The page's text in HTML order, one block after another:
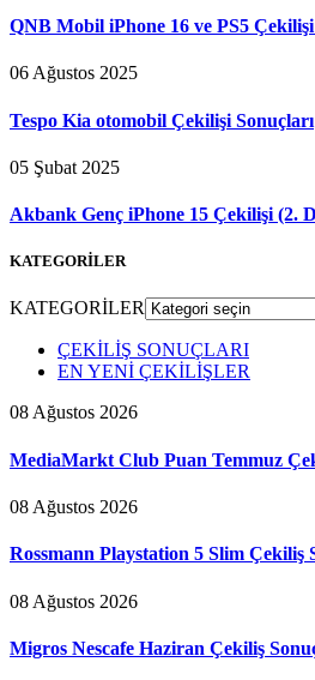
QNB Mobil iPhone 16 ve PS5
06 Ağustos 2025
Tespo Kia otomobil Çekilişi Sonuçları
05 Şubat 2025
Akbank Genç iPhone 15 Çekilişi (2.
KATEGORİLER
KATEGORİLER
ÇEKİLİŞ SONUÇLARI
EN YENİ ÇEKİLİŞLER
08 Ağustos 2026
MediaMarkt Club Puan Temmuz
08 Ağustos 2026
Rossmann Playstation 5 Slim Çekiliş
08 Ağustos 2026
Migros Nescafe Haziran Çekiliş